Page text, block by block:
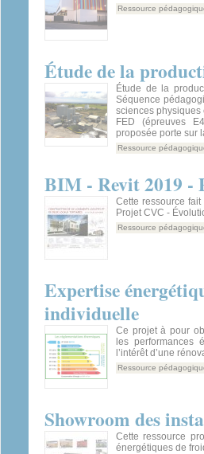
Ressource
Étude de la
Étude de la
Séquence
sciences physiques
FED (épreuves
proposée porte sur
Ressource
BIM - Revit 2019 -
Cette ressource
Projet CVC -
Ressource
Expertise
individuelle
Ce projet à pour
les performances
l’intérêt d’une
Ressource
Showroom des
Cette ressource
énergétiques de